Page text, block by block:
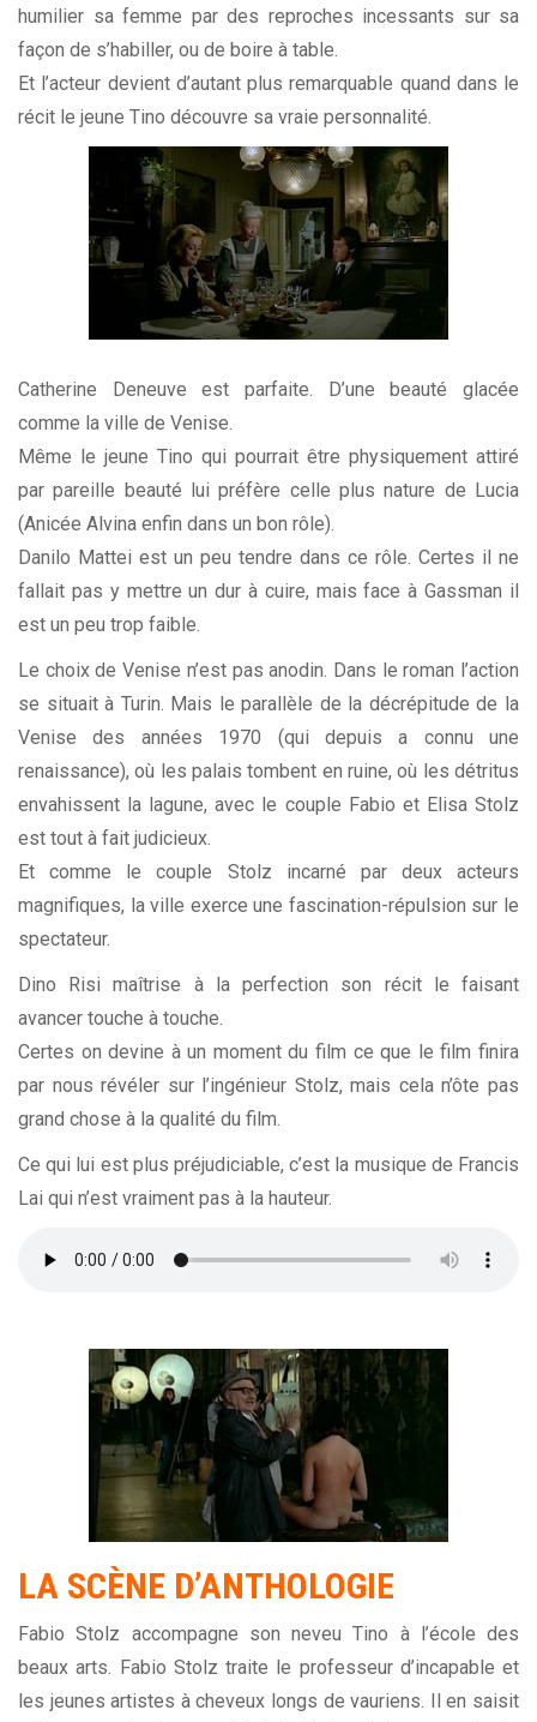
humilier sa femme par des reproches incessants sur sa
façon de s’habiller, ou de boire à table.
Et l’acteur devient d’autant plus remarquable quand dans le
récit le jeune Tino découvre sa vraie personnalité.
Catherine Deneuve est parfaite. D’une beauté glacée
comme la ville de Venise.
Même le jeune Tino qui pourrait être physiquement attiré
par pareille beauté lui préfère celle plus nature de Lucia
(Anicée Alvina enfin dans un bon rôle).
Danilo Mattei est un peu tendre dans ce rôle. Certes il ne
fallait pas y mettre un dur à cuire, mais face à Gassman il
est un peu trop faible.
Le choix de Venise n’est pas anodin. Dans le roman l’action
se situait à Turin. Mais le parallèle de la décrépitude de la
Venise des années 1970 (qui depuis a connu une
renaissance), où les palais tombent en ruine, où les détritus
envahissent la lagune, avec le couple Fabio et Elisa Stolz
est tout à fait judicieux.
Et comme le couple Stolz incarné par deux acteurs
magnifiques, la ville exerce une fascination-répulsion sur le
spectateur.
Dino Risi maîtrise à la perfection son récit le faisant
avancer touche à touche.
Certes on devine à un moment du film ce que le film finira
par nous révéler sur l’ingénieur Stolz, mais cela n’ôte pas
grand chose à la qualité du film.
Ce qui lui est plus préjudiciable, c’est la musique de Francis
Lai qui n’est vraiment pas à la hauteur.
LA SCÈNE D’ANTHOLOGIE
Fabio Stolz accompagne son neveu Tino à l’école des
beaux arts. Fabio Stolz traite le professeur d’incapable et
les jeunes artistes à cheveux longs de vauriens. Il en saisit